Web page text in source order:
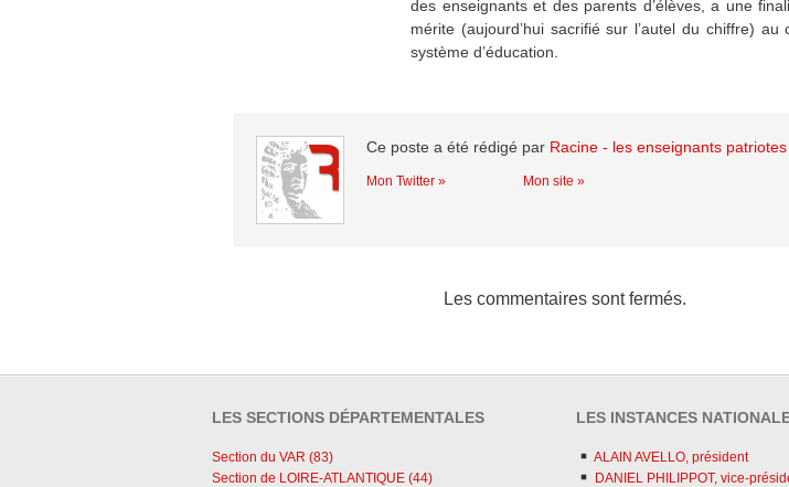
des enseignants et des parents d’élèves, a une
mérite (aujourd’hui sacrifié sur l’autel du chiffre) au
système d’éducation.
Ce poste a été rédigé par Racine - les enseignants patriotes
Mon Twitter » Mon site »
Les commentaires sont fermés.
LES SECTIONS DÉPARTEMENTALES
Section du VAR (83)
Section de LOIRE-ATLANTIQUE (44)
LES INSTANCES
ALAIN AVELLO, président
DANIEL PHILIPPOT, vice-